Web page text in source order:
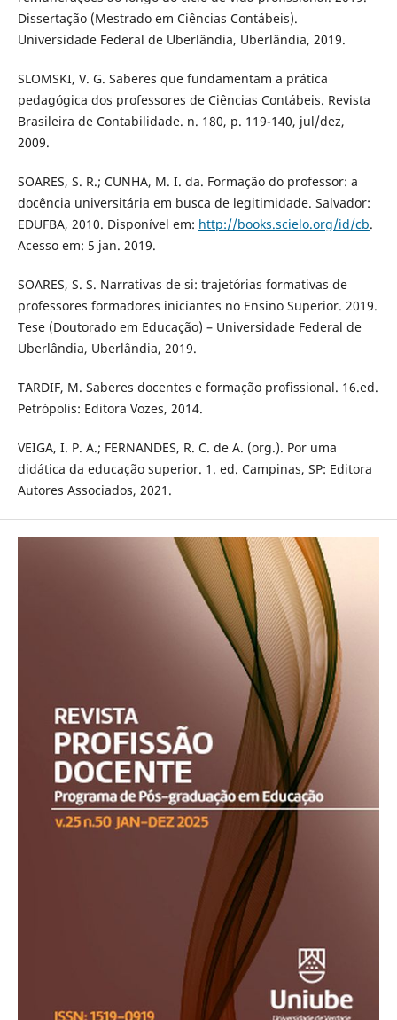
Dissertação (Mestrado em Ciências Contábeis).
Universidade Federal de Uberlândia, Uberlândia, 2019.
SLOMSKI, V. G. Saberes que fundamentam a prática
pedagógica dos professores de Ciências Contábeis. Revista
Brasileira de Contabilidade. n. 180, p. 119-140, jul/dez,
2009.
SOARES, S. R.; CUNHA, M. I. da. Formação do professor: a
docência universitária em busca de legitimidade. Salvador:
EDUFBA, 2010. Disponível em: http://books.scielo.org/id/cb.
Acesso em: 5 jan. 2019.
SOARES, S. S. Narrativas de si: trajetórias formativas de
professores formadores iniciantes no Ensino Superior. 2019.
Tese (Doutorado em Educação) – Universidade Federal de
Uberlândia, Uberlândia, 2019.
TARDIF, M. Saberes docentes e formação profissional. 16.ed.
Petrópolis: Editora Vozes, 2014.
VEIGA, I. P. A.; FERNANDES, R. C. de A. (org.). Por uma
didática da educação superior. 1. ed. Campinas, SP: Editora
Autores Associados, 2021.